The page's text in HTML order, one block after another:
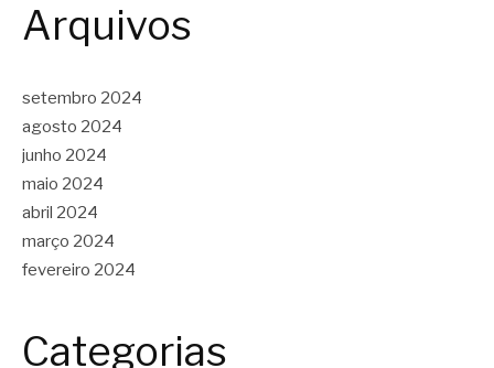
Arquivos
setembro 2024
agosto 2024
junho 2024
maio 2024
abril 2024
março 2024
fevereiro 2024
Categorias